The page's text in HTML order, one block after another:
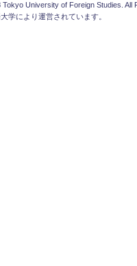
University of Foreign Studies. All
学により運営されています。